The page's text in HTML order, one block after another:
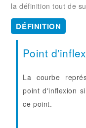
la définition tout de
DÉFINITION
Point
La courbe
point d'inflexion
ce point.